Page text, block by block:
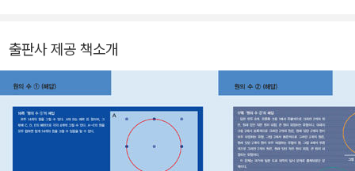
출판사 제공 책소개